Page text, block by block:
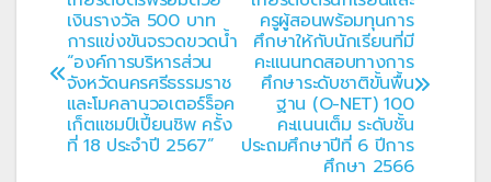
แนะแนว
เรื่อง
ครูผู้สอนพร้อมทุนการ
ศึกษาให้กับนักเรียนที่มี
คะแนนทดสอบทางการ
ศึกษาระดับชาติขั้นพื้น
ฐาน (O-NET) 100
คะแนนเต็ม ระดับชั้น
ประถมศึกษาปีที่ 6 ปีการ
ศึกษา 2566
เงินรางวัล 500 บาท
การแข่งขันจรวดขวดน้ำ
“องค์การบริหารส่วน
จังหวัดนครศรีธรรมราช
และโมคลานวอเตอร์ร็อค
เก็ตแชมป์เปี้ยนชิพ ครั้ง
ที่ 18 ประจำปี 2567”